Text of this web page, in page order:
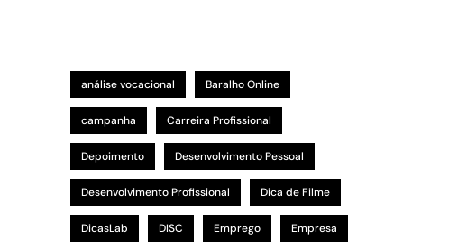
análise vocacional Baralho Online
campanha Carreira Profissional
Depoimento Desenvolvimento Pessoal
Desenvolvimento Profissional Dica de Filme
DicasLab DISC Emprego Empresa